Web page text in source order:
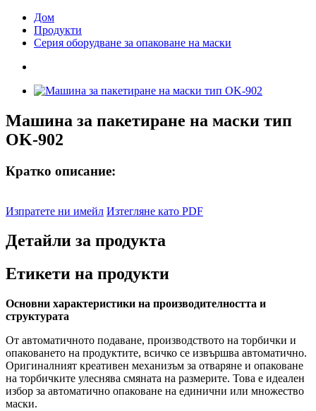
Дом
Продукти
Серия оборудване за опаковане на маски
Машина за пакетиране на маски тип
OK-902
Кратко описание:
Изпратете ни имейл Изтегляне като PDF
Детайли за продукта
Етикети на продукти
Основни характеристики на производителността и
структурата
От автоматичното подаване, производството на торбички и
опаковането на продуктите, всичко се извършва автоматично.
Оригиналният креативен механизъм за отваряне и опаковане
на торбичките улеснява смяната на размерите. Това е идеален
избор за автоматично опаковане на единични или множество
маски.